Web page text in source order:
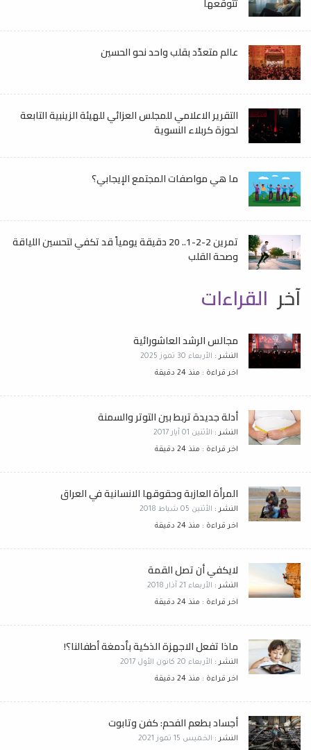
عالم متعدّد بقلب واحد نحو الحسين
التقرير الاعلامي للمجلس العزائي للهيئة الزينبية التابعة
لحوزة كربلاء النسوية
ما هي مواصفات المجتمع الإيجابي؟
تمرين 2-2-1.. 20 دقيقة يومياً قد تكفي لتحسين اللياقة
وصحة القلب
آخر القراءات
مجالس الرشد العاشورائية
النشر : الأربعاء 30 تموز 2025
اخر قراءة : منذ 24 دقيقة
أدلة جديدة تربط بين التوتر والسمنة
النشر : الأثنين 01 آيار 2017
اخر قراءة : منذ 24 دقيقة
المرأة العازبة وحقوقها الانسانية في العراق
النشر : الأثنين 05 شباط 2018
اخر قراءة : منذ 24 دقيقة
لايكفي أن تصل القمة
النشر : الأربعاء 21 آذار 2018
اخر قراءة : منذ 24 دقيقة
ماذا تفعل الاجهزة الذكية بأدمغة أطفالنا؟!
النشر : الأربعاء 20 كانون الأول 2017
اخر قراءة : منذ 24 دقيقة
أجساد بطعم الفحم: كفن وتابوت
النشر : الخميس 15 تموز 2021